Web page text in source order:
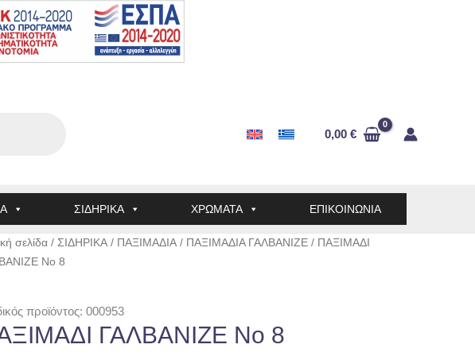
0,00 €
ΣΙΔΗΡΙΚΑ ΧΡΩΜΑΤΑ ΕΠΙΚΟΙΝΩΝΙΑ
σελίδα / ΣΙΔΗΡΙΚΑ / ΠΑΞΙΜΑΔΙΑ / ΠΑΞΙΜΑΔΙΑ ΓΑΛΒΑΝΙΖΕ / ΠΑΞΙΜΑΔΙ
No 8
προϊόντος: 000953
ΓΑΛΒΑΝΙΖΕ No 8